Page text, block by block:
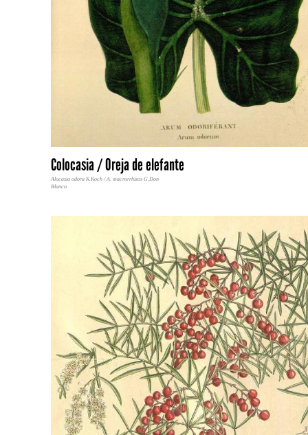
Colocasia / Oreja de elefante
Alocasia odora K.Koch / A. macrorrhizos G.Don
Blanco